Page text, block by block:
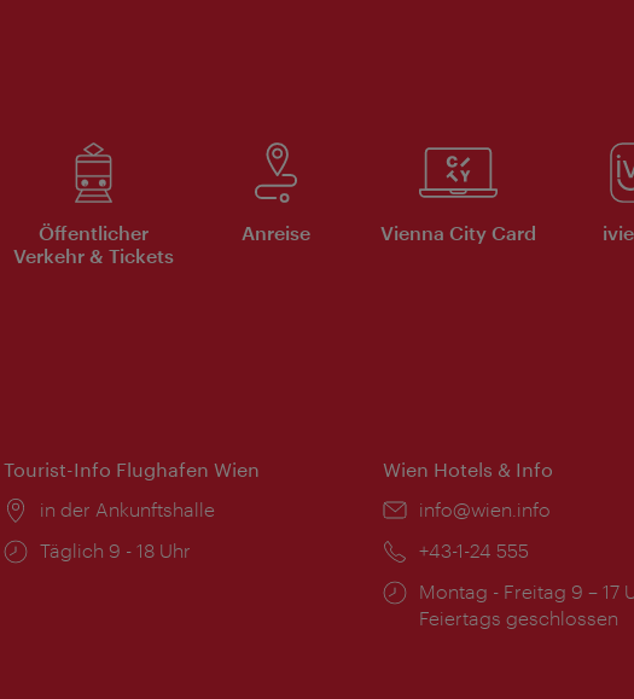
Öffentlicher
Verkehr & Tickets
Anreise Vienna City Card
Tourist-Info Flughafen Wien
Ort:
in der Ankunftshalle
Öffnungszeiten:
Täglich 9 - 18 Uhr
Wien Hotels & Info
Email:
info@wien.info
Telefon:
+43-1-24 555
Öffnungszeiten:
Montag - Freitag 9 – 17
Feiertags geschlossen